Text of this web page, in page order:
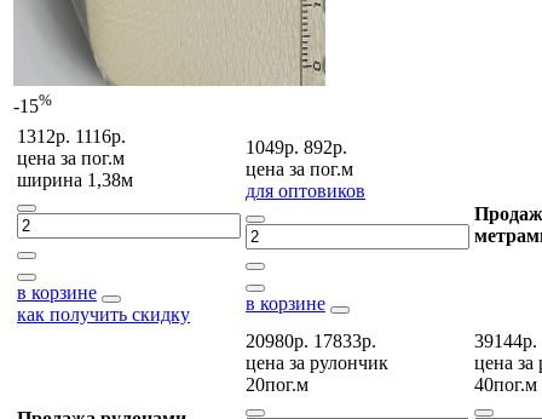
-15%
1312р. 1116р.
цена за пог.м
ширина 1,38м
в корзине
как получить скидку
1049р. 892р.
цена за пог.м
для оптовиков
в корзине
20980р. 17833р.
цена за рулончик
20пог.м
39144р.
цена за
40пог.м